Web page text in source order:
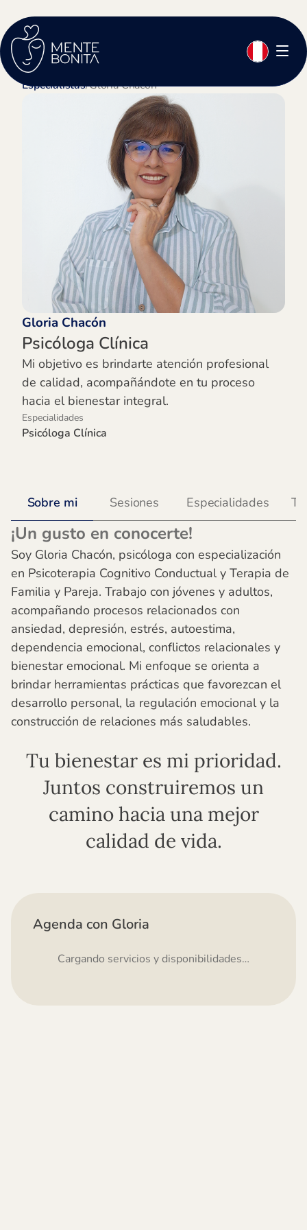
Especialistas/Gloria Chacón
Gloria Chacón
Psicóloga Clínica
Mi objetivo es brindarte atención profesional
de calidad, acompañándote en tu proceso
hacia el bienestar integral.
Especialidades
Psicóloga Clínica
Sobre mi Sesiones Especialidades
¡Un gusto en conocerte!
Soy Gloria Chacón, psicóloga con especialización
en Psicoterapia Cognitivo Conductual y Terapia de
Familia y Pareja. Trabajo con jóvenes y adultos,
acompañando procesos relacionados con
ansiedad, depresión, estrés, autoestima,
dependencia emocional, conflictos relacionales y
bienestar emocional. Mi enfoque se orienta a
brindar herramientas prácticas que favorezcan el
desarrollo personal, la regulación emocional y la
construcción de relaciones más saludables.
Tu bienestar es mi prioridad.
Juntos construiremos un
camino hacia una mejor
calidad de vida.
Agenda con Gloria
Cargando servicios y disponibilidades…